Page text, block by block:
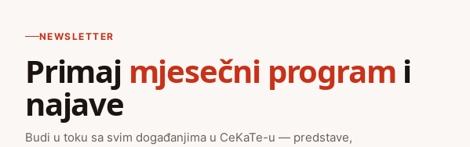
NEWSLETTER
Primaj mjesečni program i
najave
Budi u toku sa svim događanjima u CeKaTe-u — predstave,